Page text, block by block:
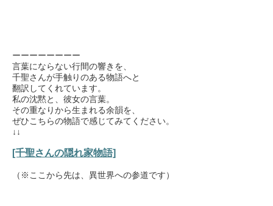
ーーーーーーーー
言葉にならない行間の響きを、
千聖さんが手触りのある物語へと
翻訳してくれています。
私の沈黙と、彼女の言葉。
その重なりから生まれる余韻を、
ぜひこちらの物語で感じてみてください。
↓↓
[千聖さんの隠れ家物語]
（※ここから先は、異世界への参道です）